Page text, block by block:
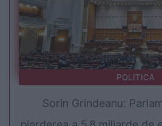
POLITICA
Sorin Grindeanu: